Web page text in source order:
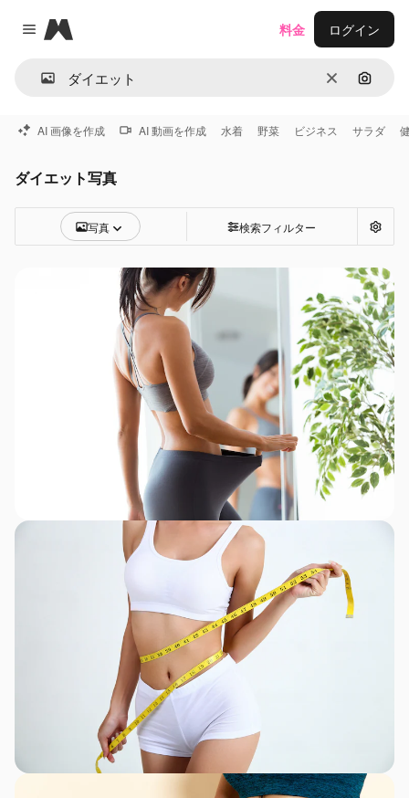
Close menu
Magnific
消去 画像で
料金 ログイン
AI 画像を作成 AI 動画を作成 水着 野菜 ビジネス サラダ
ダイエット写真
写真 検索フィルター